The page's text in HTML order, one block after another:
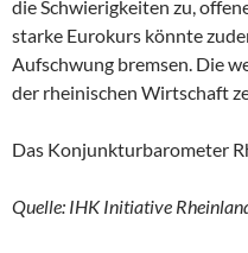
die Schwierigkeiten zu,
starke Eurokurs könnte
Aufschwung bremsen. Die
der rheinischen Wirtschaft
Das Konjunkturbarometer
Quelle: IHK Initiative